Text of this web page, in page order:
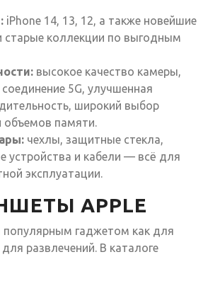
iPhone 14, 13, 12, а также новейшие
старые коллекции по выгодным
высокое качество камеры,
5G, улучшенная
широкий выбор
объемов памяти.
чехлы, защитные стекла,
устройства и кабели — всё для
эксплуатации.
APPLE
популярным гаджетом как для
развлечений. В каталоге